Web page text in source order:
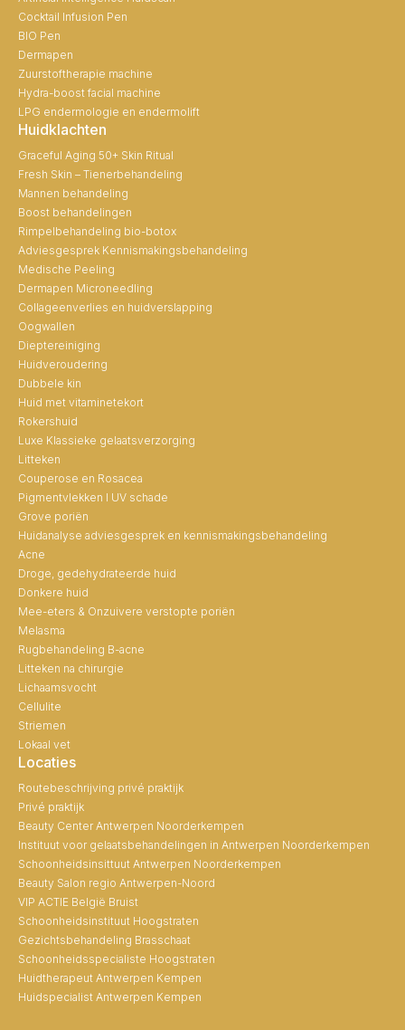
Cocktail Infusion Pen
BIO Pen
Dermapen
Zuurstoftherapie machine
Hydra-boost facial machine
LPG endermologie en endermolift
Huidklachten
Graceful Aging 50+ Skin Ritual
Fresh Skin – Tienerbehandeling
Mannen behandeling
Boost behandelingen
Rimpelbehandeling bio-botox
Adviesgesprek Kennismakingsbehandeling
Medische Peeling
Dermapen Microneedling
Collageenverlies en huidverslapping
Oogwallen
Dieptereiniging
Huidveroudering
Dubbele kin
Huid met vitaminetekort
Rokershuid
Luxe Klassieke gelaatsverzorging
Litteken
Couperose en Rosacea
Pigmentvlekken I UV schade
Grove poriën
Huidanalyse adviesgesprek en kennismakingsbehandeling
Acne
Droge, gedehydrateerde huid
Donkere huid
Mee-eters & Onzuivere verstopte poriën
Melasma
Rugbehandeling B-acne
Litteken na chirurgie
Lichaamsvocht
Cellulite
Striemen
Lokaal vet
Locaties
Routebeschrijving privé praktijk
Privé praktijk
Beauty Center Antwerpen Noorderkempen
Instituut voor gelaatsbehandelingen in Antwerpen Noorderkempen
Schoonheidsinsittuut Antwerpen Noorderkempen
Beauty Salon regio Antwerpen-Noord
VIP ACTIE België Bruist
Schoonheidsinstituut Hoogstraten
Gezichtsbehandeling Brasschaat
Schoonheidsspecialiste Hoogstraten
Huidtherapeut Antwerpen Kempen
Huidspecialist Antwerpen Kempen